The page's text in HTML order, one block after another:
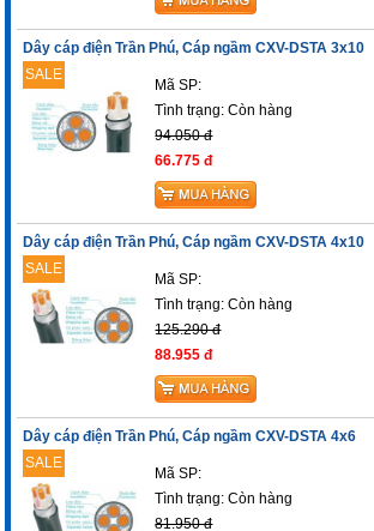
Dây cáp điện Trần Phú, Cáp ngầm CXV-DSTA 3x10
SALE
Mã SP:
Tình trạng:Còn hàng
94.050 đ
66.775 đ
Dây cáp điện Trần Phú, Cáp ngầm CXV-DSTA 4x10
SALE
Mã SP:
Tình trạng:Còn hàng
125.290 đ
88.955 đ
Dây cáp điện Trần Phú, Cáp ngầm CXV-DSTA 4x6
SALE
Mã SP:
Tình trạng:Còn hàng
81.950 đ